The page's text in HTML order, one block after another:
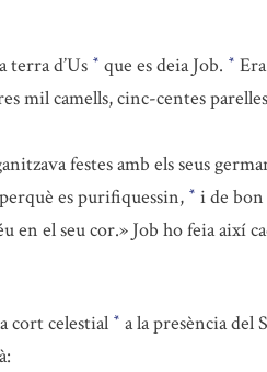
terra d’Us * que es deia Job. *
mil camells, cinc-centes
festes amb els seus
es purifiquessin, * i de
en el seu cor.» Job ho feia així
cort celestial * a la presència del